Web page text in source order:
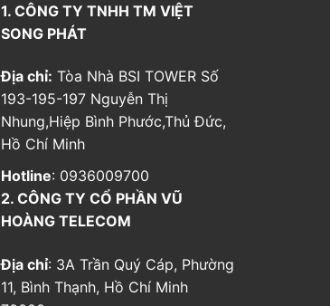
1. CÔNG TY TNHH TM VIỆT
SONG PHÁT
Địa chỉ: Tòa Nhà BSI TOWER Số
193-195-197 Nguyễn Thị
Nhung,Hiệp Bình Phước,Thủ Đức,
Hồ Chí Minh
Hotline: 0936009700
2. CÔNG TY CỔ PHẦN VŨ
HOÀNG TELECOM
Địa chỉ: 3A Trần Quý Cáp, Phường
11, Bình Thạnh, Hồ Chí Minh